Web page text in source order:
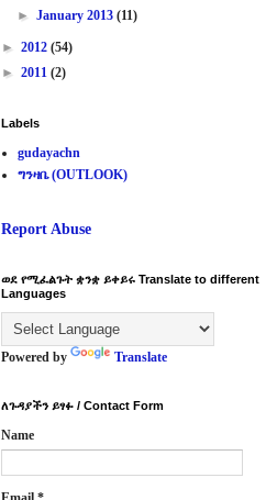
►January 2013(11)
► 2012 (54)
► 2011 (2)
Labels
gudayachn
ግንዛቤ (OUTLOOK)
Report Abuse
ወደ የሚፈልጉት ቋንቋ ይቀይሩ Translate to different
Languages
Powered by Translate
ለጉዳያችን ይፃፉ / Contact Form
Name